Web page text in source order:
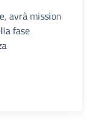
avrà mission
fase